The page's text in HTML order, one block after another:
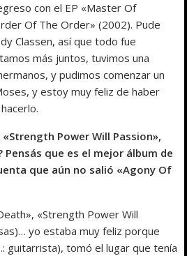
con el EP «Master Of
Of The Order» (2002). Pude
Classen, así que todo fue
más juntos, tuvimos una
y pudimos comenzar un
y estoy muy feliz de haber
«Strength Power Will Passion»,
Pensás que es el mejor álbum de
que aún no salió «Agony Of
«Strength Power Will
yo estaba muy feliz porque
guitarrista), tomó el lugar que tenía